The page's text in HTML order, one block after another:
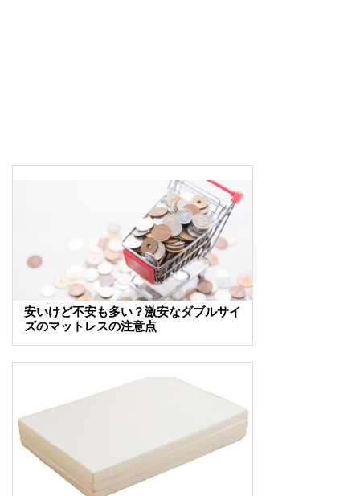
安いけど不安も多い？激安なダブルサイ
ズのマットレスの注意点